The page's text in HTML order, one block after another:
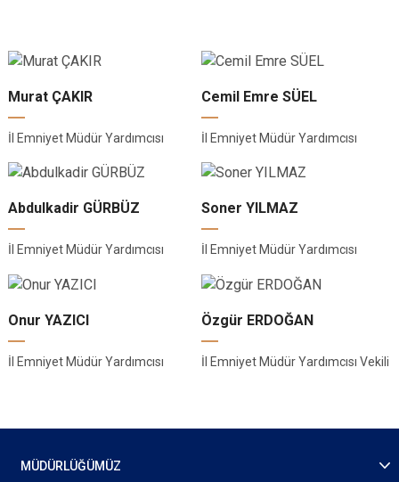
Murat ÇAKIR
İl Emniyet Müdür Yardımcısı
Cemil Emre SÜEL
İl Emniyet Müdür Yardımcısı
Abdulkadir GÜRBÜZ
İl Emniyet Müdür Yardımcısı
Soner YILMAZ
İl Emniyet Müdür Yardımcısı
Onur YAZICI
İl Emniyet Müdür Yardımcısı
Özgür ERDOĞAN
İl Emniyet Müdür Yardımcısı Vekili
MÜDÜRLÜĞÜMÜZ